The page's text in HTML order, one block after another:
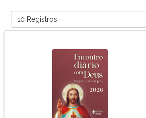
10 Registros